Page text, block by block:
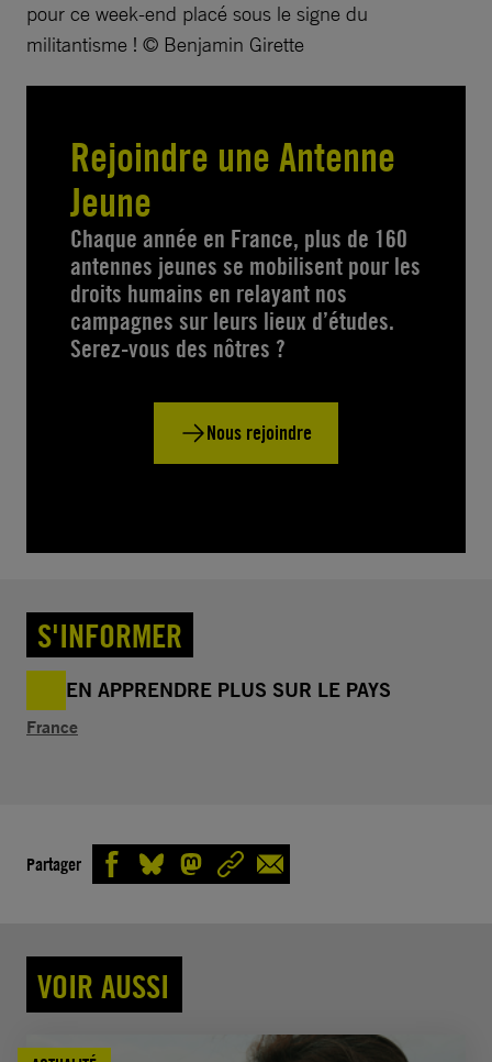
pour ce week-end placé sous le signe du
militantisme ! © Benjamin Girette
Rejoindre une Antenne
Jeune
Chaque année en France, plus de 160
antennes jeunes se mobilisent pour les
droits humains en relayant nos
campagnes sur leurs lieux d’études.
Serez-vous des nôtres ?
Nous rejoindre
S'INFORMER
EN APPRENDRE PLUS SUR LE PAYS
France
Partager
VOIR AUSSI